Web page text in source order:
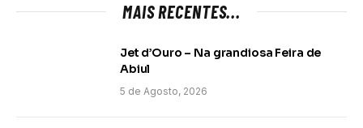
MAIS RECENTES...
Jet d’Ouro – Na grandiosa Feira de
Abiul
5 de Agosto, 2026